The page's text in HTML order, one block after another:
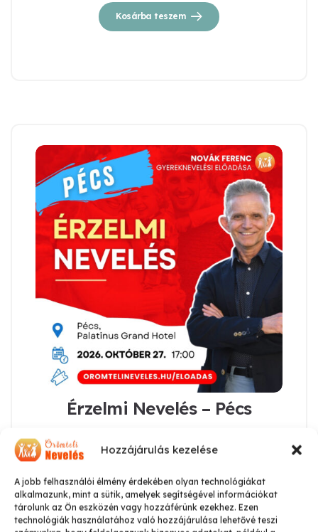
Hozzájárulás kezelése
A jobb felhasználói élmény érdekében olyan technológiákat
alkalmazunk, mint a sütik, amelyek segítségével információkat
tárolunk az Ön eszközén vagy hozzáférünk ezekhez. Ezen
technológiák használatához való hozzájárulása lehetővé teszi
Kosárba teszem
Érzelmi Nevelés – Pécs
Kosárba teszem